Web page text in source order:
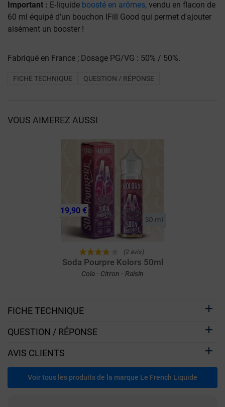
Important : E-liquide boosté en arômes, vendu en flacon de
60 ml équipé d'un bouchon IFill Good qui permet d'ajouter
aisément un booster !
Fabriqué en France ; Dosage PG/VG : 50% / 50%.
FICHE TECHNIQUE QUESTION / RÉPONSE
VOUS AIMEREZ AUSSI
50 ml
(2 avis)
Soda Pourpre Kolors 50ml
Cola - Citron - Raisin
19,90 €
FICHE TECHNIQUE
QUESTION / RÉPONSE
AVIS CLIENTS
Voir tous les produits de la marque Le French Liquide